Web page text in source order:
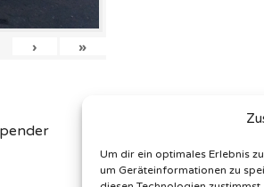
Um dir ein optimales Erlebnis
um Geräteinformationen zu
› »